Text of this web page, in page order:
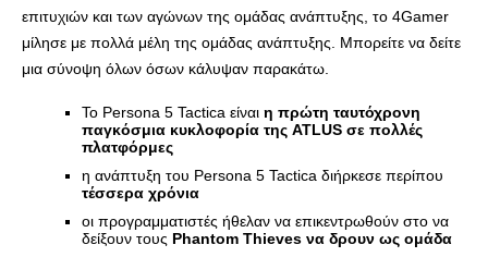
επιτυχιών και των αγώνων της ομάδας ανάπτυξης, το 4Gamer
μίλησε με πολλά μέλη της ομάδας ανάπτυξης. Μπορείτε να δείτε
μια σύνοψη όλων όσων κάλυψαν παρακάτω.
Το Persona 5 Tactica είναι η πρώτη ταυτόχρονη
παγκόσμια κυκλοφορία της ATLUS σε πολλές
πλατφόρμες
η ανάπτυξη του Persona 5 Tactica διήρκεσε περίπου
τέσσερα χρόνια
οι προγραμματιστές ήθελαν να επικεντρωθούν στο να
δείξουν τους Phantom Thieves να δρουν ως ομάδα